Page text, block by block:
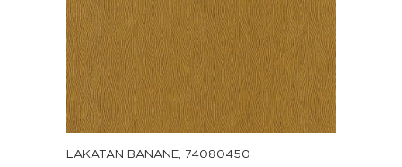
LAKATAN BANANE, 74080450